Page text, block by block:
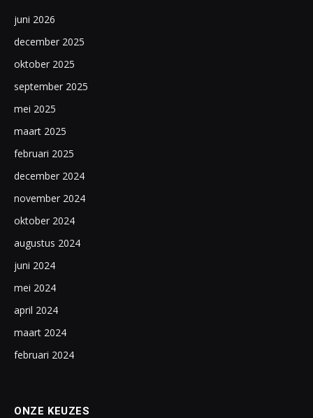
juni 2026
december 2025
oktober 2025
september 2025
mei 2025
maart 2025
februari 2025
december 2024
november 2024
oktober 2024
augustus 2024
juni 2024
mei 2024
april 2024
maart 2024
februari 2024
ONZE KEUZES